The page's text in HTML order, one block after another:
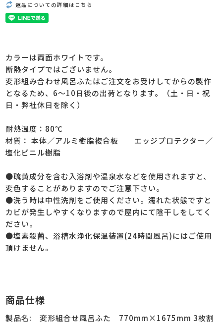
返品についての詳細はこちら
カラーは両面ホワイトです。
断熱タイプではございません。
変形組み合わせ風呂ふたはご注文をお受けしてからの製作
となるため、6～10日後の出荷となります。（土・日・祝
日・弊社休日を除く）
耐熱温度：80℃
材質： 本体／アルミ樹脂複合板 エッジプロテクター／
塩化ビニル樹脂
●硫黄成分を含む入浴剤や温泉水などを使用されますと、
変色することがありますのでご注意下さい。
●洗う時は中性洗剤をご使用ください。濡れた状態ですと
カビが発生しやすくなりますので屋内にて陰干しをしてく
ださい。
●塩素殺菌、浴槽水浄化保温装置(24時間風呂)にはご使用
頂けません。
商品仕様
製品名:
変形組合せ風呂ふた 770mm×1675mm 3枚割